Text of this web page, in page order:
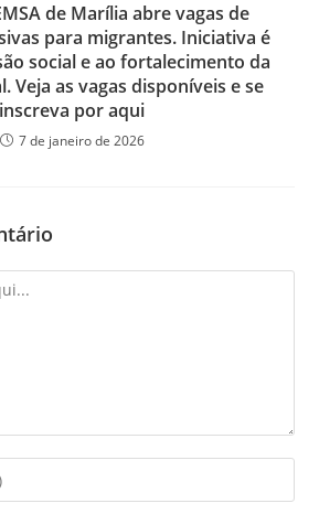
de Marília abre vagas de
para migrantes. Iniciativa é
social e ao fortalecimento da
Veja as vagas disponíveis e se
inscreva por aqui
7 de janeiro de 2026